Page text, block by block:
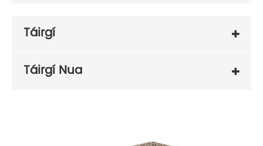
Táirgí
Táirgí Nua